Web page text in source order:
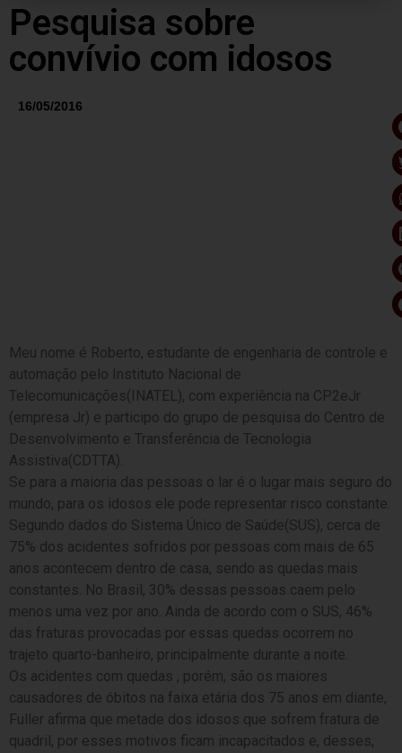
Pesquisa sobre
convívio com idosos
16/05/2016
Meu nome é Roberto, estudante de engenharia de controle e
automação pelo Instituto Nacional de
Telecomunicações(INATEL), com experiência na CP2eJr
(empresa Jr) e participo do grupo de pesquisa do Centro de
Desenvolvimento e Transferência de Tecnologia
Assistiva(CDTTA).
Se para a maioria das pessoas o lar é o lugar mais seguro do
mundo, para os idosos ele pode representar risco constante.
Segundo dados do Sistema Único de Saúde(SUS), cerca de
75% dos acidentes sofridos por pessoas com mais de 65
anos acontecem dentro de casa, sendo as quedas mais
constantes. No Brasil, 30% dessas pessoas caem pelo
menos uma vez por ano. Ainda de acordo com o SUS, 46%
das fraturas provocadas por essas quedas ocorrem no
trajeto quarto-banheiro, principalmente durante a noite.
Os acidentes com quedas , porém, são os maiores
causadores de óbitos na faixa etária dos 75 anos em diante,
Fuller afirma que metade dos idosos que sofrem fratura de
quadril, por esses motivos ficam incapacitados e, desses,